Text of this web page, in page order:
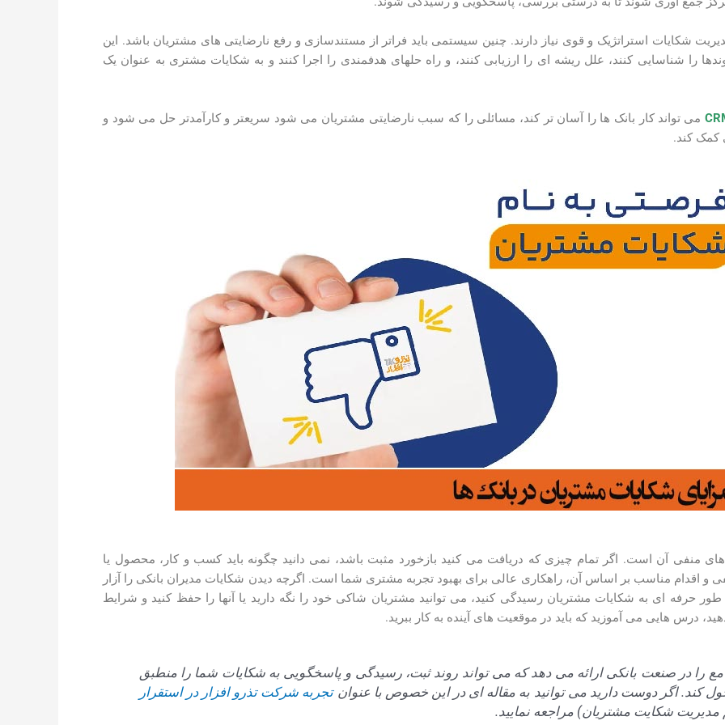
شکایات استراتژیک و قوی نیاز دارند. چنین سیستمی باید فراتر از مستندسازی و رفع نارضایتی های مشتریان باشد. این
را شناسایی کنند، علل ریشه ای را ارزیابی کنند، و راه حل­های هدفمندی را اجرا کنند و به شکایات مشتری به عنوان یک
می تواند کار بانک ها را آسان تر کند، مسائلی را که سبب نارضایتی مشتریان می شود سریعتر و کارآمدتر حل می شود و
کمک کند.
منفی آن است. اگر تمام چیزی که دریافت می کنید بازخورد مثبت باشد، نمی دانید چگونه باید کسب و کار، محصول یا
و اقدام مناسب بر اساس آن، راهکاری عالی برای بهبود تجربه مشتری شما است. اگرچه دیدن شکایات مدیران بانکی را آزار
حرفه ای به شکایات مشتریان رسیدگی کنید، می توانید مشتریان شاکی خود را نگه دارید یا آنها را حفظ کنید و شرایط
درس هایی می آموزید که باید در موقعیت های آینده به کار ببرید.
را در صنعت بانکی ارائه می دهد که می تواند روند ثبت، رسیدگی و پاسخگویی به شکایات شما را منطبق
تجربه شرکت تذرو افزار در استقرار
شکایت مشتریان) مراجعه نمایید.